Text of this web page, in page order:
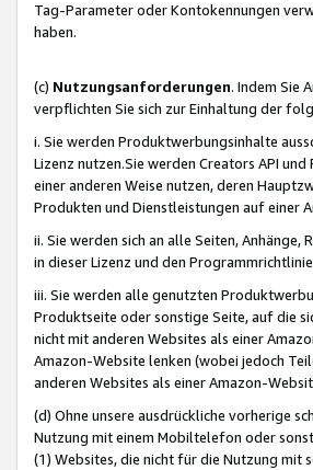
Tag-Parameter oder Kontokennungen
haben.
(c) Nutzungsanforderungen. Indem Sie
verpflichten Sie sich zur Einhaltung der
i. Sie werden Produktwerbungsinhalte
Lizenz nutzen.Sie werden Creators API
einer anderen Weise nutzen, deren
Produkten und Dienstleistungen auf einer
ii. Sie werden sich an alle Seiten,
in dieser Lizenz und den
iii. Sie werden alle genutzten
Produktseite oder sonstige Seite, auf die
nicht mit anderen Websites als einer
Amazon-Website lenken (wobei jedoch
anderen Websites als einer Amazon-
(d) Ohne unsere ausdrückliche vorherige
Nutzung mit einem Mobiltelefon oder
(1) Websites, die nicht für die Nutzung mit